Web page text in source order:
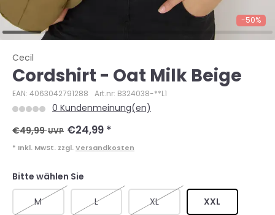
-50%
Cecil
Cordshirt - Oat Milk Beige
EAN: 4063042791288 Art.nr: B324038-**L1
0 Kundenmeinung(en)
€49,99UVP €24,99 *
* Inkl. MwSt. zzgl. Versandkosten
Bitte wählen Sie
M L XL XXL